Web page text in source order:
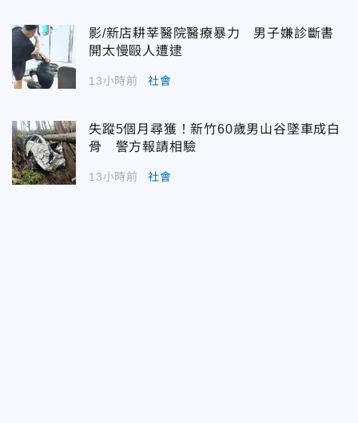
影/新店耕莘醫院醫療暴力 男子嫌診斷書
開太慢毆人遭逮
13小時前 社會
失蹤5個月尋獲！新竹60歲男山谷墜車成白
骨 警方報請相驗
13小時前 社會